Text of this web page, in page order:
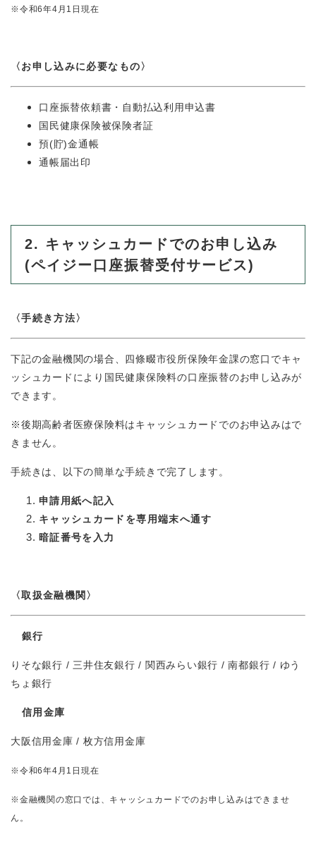
※令和6年4月1日現在
〈お申し込みに必要なもの〉
口座振替依頼書・自動払込利用申込書
国民健康保険被保険者証
預(貯)金通帳
通帳届出印
2. キャッシュカードでのお申し込み
(ペイジー口座振替受付サービス)
〈手続き方法〉
下記の金融機関の場合、四條畷市役所保険年金課の窓口でキャ
ッシュカードにより国民健康保険料の口座振替のお申し込みが
できます。
※後期高齢者医療保険料はキャッシュカードでのお申込みはで
きません。
手続きは、以下の簡単な手続きで完了します。
申請用紙へ記入
キャッシュカードを専用端末へ通す
暗証番号を入力
〈取扱金融機関〉
銀行
りそな銀行 / 三井住友銀行 / 関西みらい銀行 / 南都銀行 / ゆう
ちょ銀行
信用金庫
大阪信用金庫 / 枚方信用金庫
※令和6年4月1日現在
※金融機関の窓口では、キャッシュカードでのお申し込みはできませ
ん。